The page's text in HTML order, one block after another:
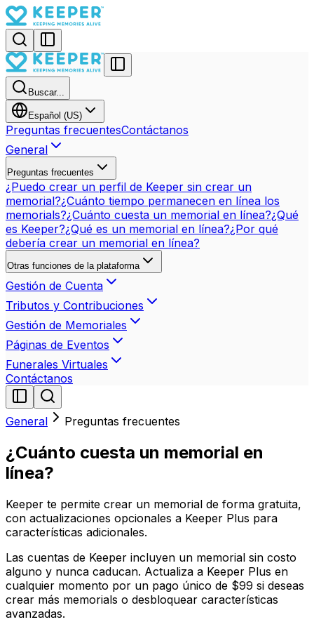
Buscar...
Español (US)
Preguntas frecuentesContáctanos
General
Preguntas frecuentes
¿Puedo crear un perfil de Keeper sin crear un
memorial?¿Cuánto tiempo permanecen en línea los
memorials?¿Cuánto cuesta un memorial en línea?¿Qué
es Keeper?¿Qué es un memorial en línea?¿Por qué
debería crear un memorial en línea?
Otras funciones de la plataforma
Gestión de Cuenta
Tributos y Contribuciones
Gestión de Memoriales
Páginas de Eventos
Funerales Virtuales
Contáctanos
General Preguntas frecuentes
¿Cuánto cuesta un memorial en
línea?
Keeper te permite crear un memorial de forma gratuita,
con actualizaciones opcionales a Keeper Plus para
características adicionales.
Las cuentas de Keeper incluyen un memorial sin costo
alguno y nunca caducan. Actualiza a Keeper Plus en
cualquier momento por un pago único de $99 si deseas
crear más memorials o desbloquear características
avanzadas.